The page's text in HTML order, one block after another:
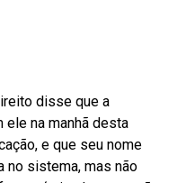
disse que a
na manhã desta
e que seu nome
no sistema, mas não